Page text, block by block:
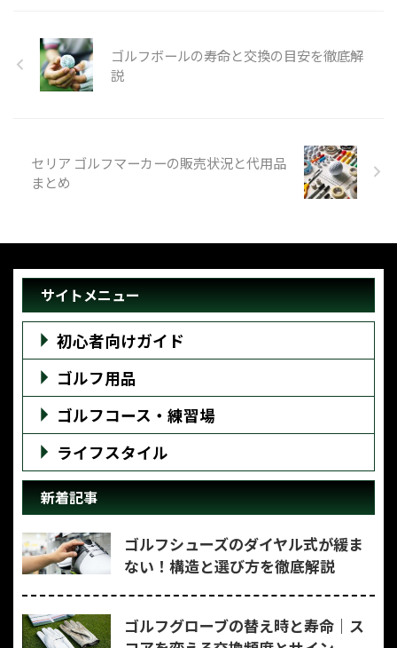
ゴルフボールの寿命と交換の目安を徹底解
説
セリア ゴルフマーカーの販売状況と代用品
まとめ
サイトメニュー
初心者向けガイド
ゴルフ用品
ゴルフコース・練習場
ライフスタイル
新着記事
ゴルフシューズのダイヤル式が緩ま
ない！構造と選び方を徹底解説
ゴルフグローブの替え時と寿命｜ス